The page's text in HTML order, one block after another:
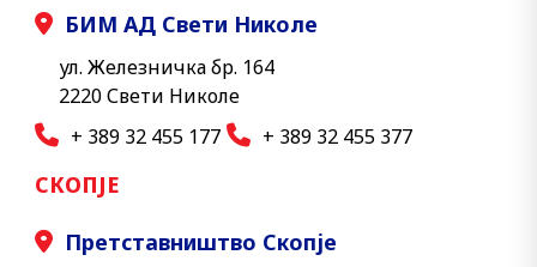
БИМ АД Свети Николе
ул. Железничка бр. 164
2220 Свети Николе
+ 389 32 455 177
+ 389 32 455 377
СКОПЈЕ
Претставништво Скопје